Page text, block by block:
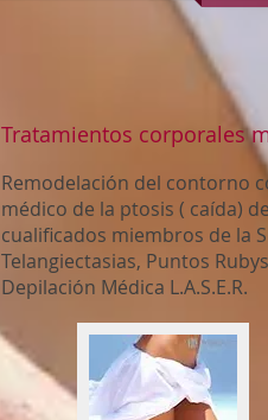
Tratamientos corporales
Remodelación del contorno
médico de la ptosis ( caída)
cualificados miembros de la
Telangiectasias, Puntos
Depilación Médica L.A.S.E.R.